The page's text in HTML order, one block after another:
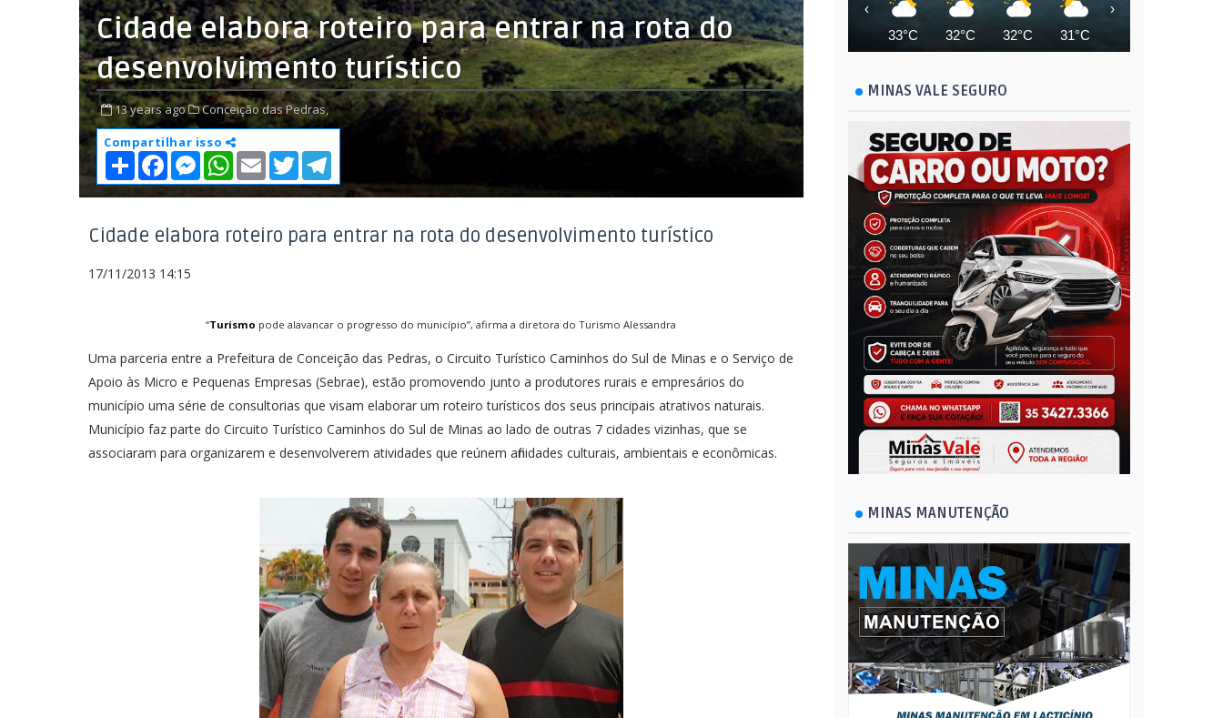
Cidade elabora roteiro para entrar na rota do
desenvolvimento turístico
13 years ago
Conceição das Pedras,
Compartilhar isso
S
h
a
r
F
c
e
o
o
M
e
s
s
n
g
W
h
a
t
A
p
E
m
a
i
T
i
t
e
r
l
e
r
a
Cidade elabora roteiro para entrar na rota do desenvolvimento turístico
17/11/2013 14:15
“Turismo pode alavancar o progresso do município”, afirma a diretora do Turismo Alessandra
Uma parceria entre a Prefeitura de Conceição das Pedras, o Circuito Turístico Caminhos do Sul de Minas e o Serviço de
Apoio às Micro e Pequenas Empresas (Sebrae), estão promovendo junto a produtores rurais e empresários do
município uma série de consultorias que visam elaborar um roteiro turísticos dos seus principais atrativos naturais.
Município faz parte do Circuito Turístico Caminhos do Sul de Minas ao lado de outras 7 cidades vizinhas, que se
associaram para organizarem e desenvolverem atividades que reúnem afinidades culturais, ambientais e econômicas.
33°C 32°C 32°C 31°C
‹ ›
MINAS VALE SEGURO
MINAS MANUTENÇÃO